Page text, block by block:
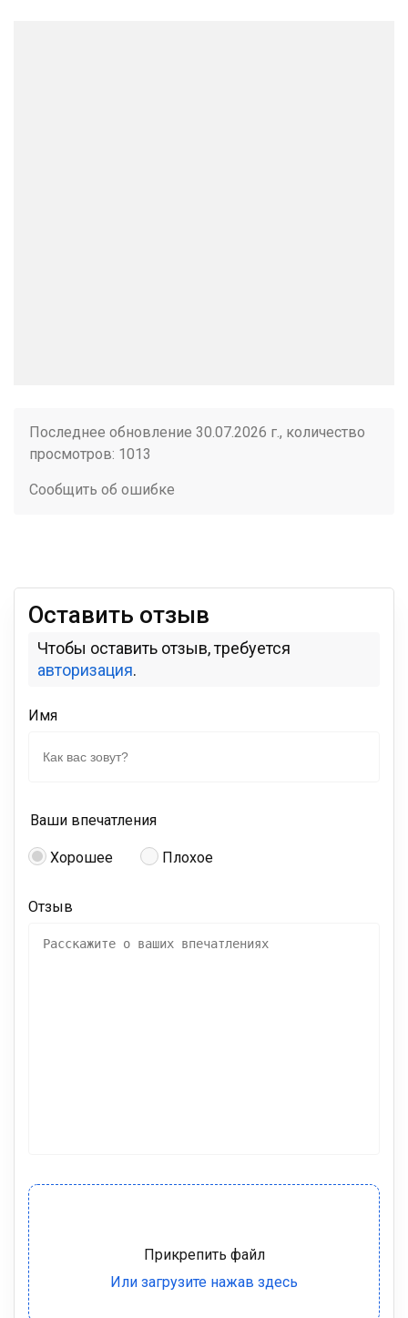
Последнее обновление 30.07.2026 г., количество
просмотров: 1013
Сообщить об ошибке
Оставить отзыв
Чтобы оставить отзыв, требуется
авторизация.
Имя
Ваши впечатления
Хорошее Плохое
Отзыв